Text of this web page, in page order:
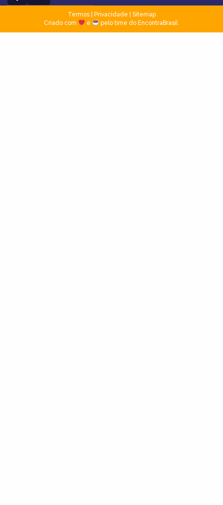
Termos| Privacidade
Sitemap
Criado com
e pelo time do EncontraBrasil